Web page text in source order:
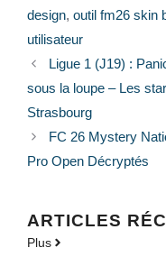
design, outil fm26 skin
utilisateur
Ligue 1 (J19) :
sous la loupe – Les
Strasbourg
FC 26 Mystery
Pro Open Décryptés
ARTICLES
Plus